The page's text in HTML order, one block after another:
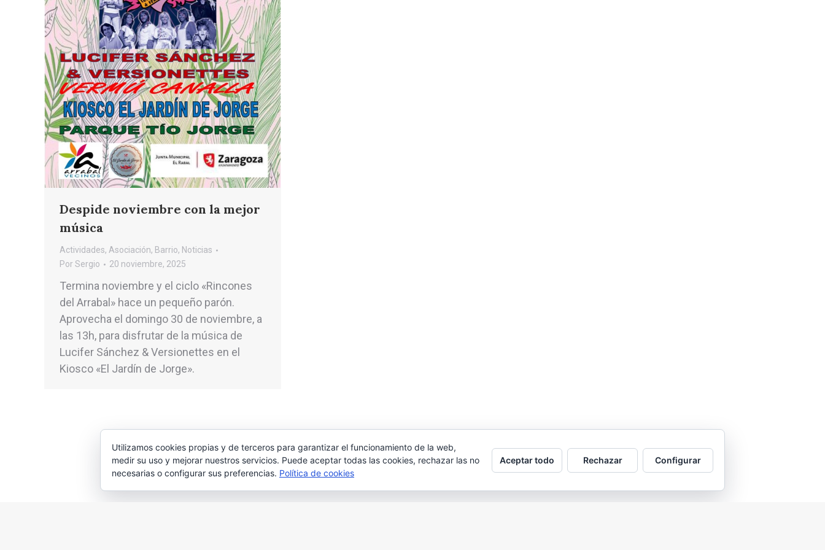
Despide noviembre con la mejor
música
Actividades, Asociación, Barrio, Noticias
PorSergio 20 noviembre, 2025
Termina noviembre y el ciclo «Rincones
del Arrabal» hace un pequeño parón.
Aprovecha el domingo 30 de noviembre, a
las 13h, para disfrutar de la música de
Lucifer Sánchez & Versionettes en el
Kiosco «El Jardín de Jorge».
2026 © Asociación Vecinal Tío Jorge - Arrabal |
Utilizamos cookies propias y de terceros para garantizar el funcionamiento de la web,
medir su uso y mejorar nuestros servicios. Puede aceptar todas las cookies, rechazar las no
necesarias o configurar sus preferencias. Política de cookies
Aceptar todo Rechazar Configurar